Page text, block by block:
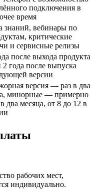
подключения в
время
знаний, вебинары по
критические
и сервисные релизы
после выхода продукта
2 года после выпуска
версии
версия — раз в два
минорные — примерно
два месяца, от 8 до 12 в
рабочих мест,
индивидуально.